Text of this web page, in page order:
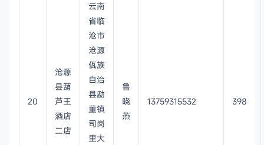
20
沧源
县葫
芦王
酒店
二店
云南
省临
沧市
沧源
佤族
自治
县勐
董镇
司岗
里大
鲁
晓
燕
13759315532 398